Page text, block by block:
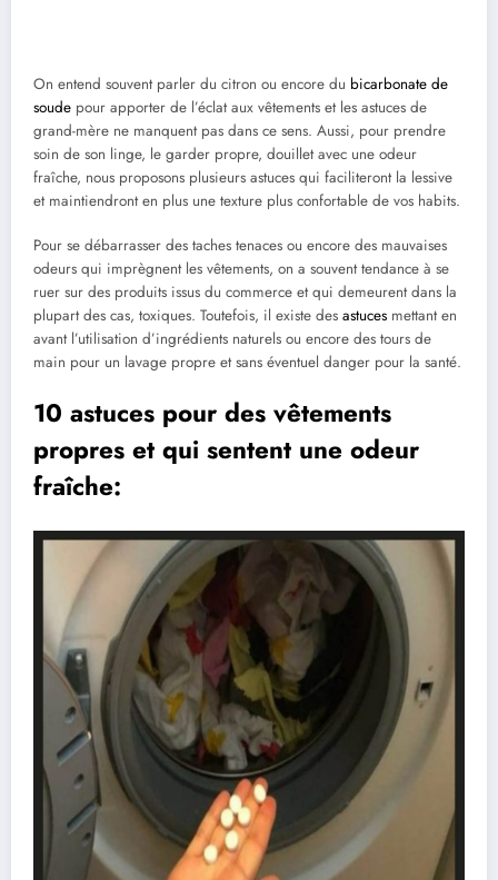
On entend souvent parler du citron ou encore du bicarbonate de
soude pour apporter de l’éclat aux vêtements et les astuces de
grand-mère ne manquent pas dans ce sens. Aussi, pour prendre
soin de son linge, le garder propre, douillet avec une odeur
fraîche, nous proposons plusieurs astuces qui faciliteront la lessive
et maintiendront en plus une texture plus confortable de vos habits.
Pour se débarrasser des taches tenaces ou encore des mauvaises
odeurs qui imprègnent les vêtements, on a souvent tendance à se
ruer sur des produits issus du commerce et qui demeurent dans la
plupart des cas, toxiques. Toutefois, il existe des astuces mettant en
avant l’utilisation d’ingrédients naturels ou encore des tours de
main pour un lavage propre et sans éventuel danger pour la santé.
10 astuces pour des vêtements
propres et qui sentent une odeur
fraîche: